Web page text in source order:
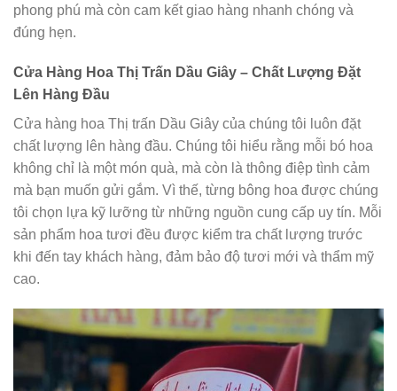
phong phú mà còn cam kết giao hàng nhanh chóng và
đúng hẹn.
Cửa Hàng Hoa Thị Trấn Dầu Giây – Chất Lượng Đặt
Lên Hàng Đầu
Cửa hàng hoa Thị trấn Dầu Giây của chúng tôi luôn đặt
chất lượng lên hàng đầu. Chúng tôi hiểu rằng mỗi bó hoa
không chỉ là một món quà, mà còn là thông điệp tình cảm
mà bạn muốn gửi gắm. Vì thế, từng bông hoa được chúng
tôi chọn lựa kỹ lưỡng từ những nguồn cung cấp uy tín. Mỗi
sản phẩm hoa tươi đều được kiểm tra chất lượng trước
khi đến tay khách hàng, đảm bảo độ tươi mới và thẩm mỹ
cao.